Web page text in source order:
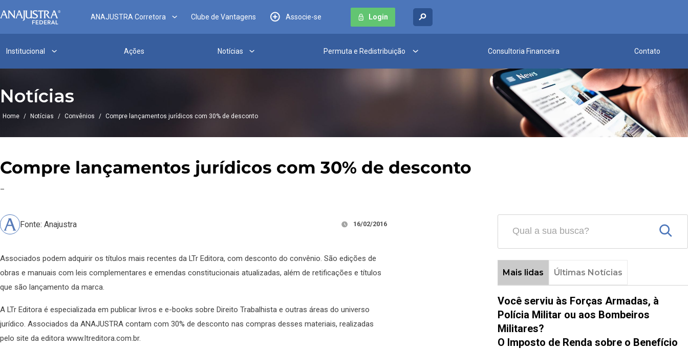
ANAJUSTRA Corretora Clube de Vantagens Associe-se Login
Institucional Ações Notícias Permuta e Redistribuição Consultoria Financeira Contato
Notícias
Home / Notícias / Convênios / Compre lançamentos jurídicos com 30% de desconto
Compre lançamentos jurídicos com 30% de desconto
–
Fonte: Anajustra 16/02/2016
Associados podem adquirir os títulos mais recentes da LTr Editora, com desconto do convênio. São edições de
obras e manuais com leis complementares e emendas constitucionais atualizadas, além de retificações e títulos
que são lançamento da marca.
A LTr Editora é especializada em publicar livros e e-books sobre Direito Trabalhista e outras áreas do universo
jurídico. Associados da ANAJUSTRA contam com 30% de desconto nas compras desses materiais, realizadas
pelo site da editora www.ltreditora.com.br.
Mais lidas Últimas Notícias
Você serviu às Forças Armadas, à
Polícia Militar ou aos Bombeiros
Militares?
O Imposto de Renda sobre o Benefício